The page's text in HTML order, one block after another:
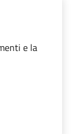
e la